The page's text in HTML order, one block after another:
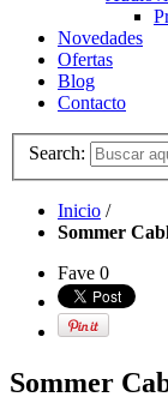
Novedades
Ofertas
Blog
Contacto
Search:
Inicio /
Sommer
Fave 0
Sommer